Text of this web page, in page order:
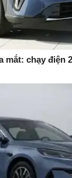
mắt: chạy điện